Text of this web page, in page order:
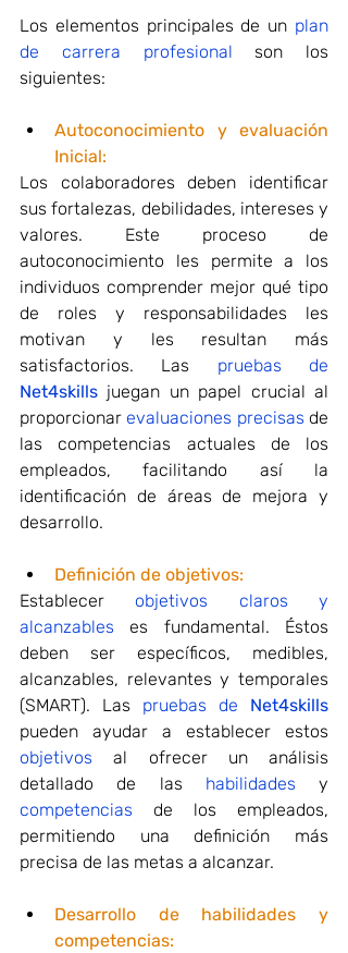
Los elementos principales de un plan
de carrera profesional son los
siguientes:
Autoconocimiento y evaluación
Inicial:
Los colaboradores deben identificar
sus fortalezas, debilidades, intereses y
valores. Este proceso de
autoconocimiento les permite a los
individuos comprender mejor qué tipo
de roles y responsabilidades les
motivan y les resultan más
satisfactorios. Las
Net4skills juegan un papel crucial al
proporcionar evaluaciones precisas de
las competencias actuales de los
empleados, facilitando así la
identificación de áreas de mejora y
desarrollo.
Definición de objetivos:
Establecer objetivos claros y
alcanzables es fundamental. Éstos
deben ser específicos, medibles,
alcanzables, relevantes y temporales
(SMART). Las pruebas de Net4skills
objetivos al ofrecer un análisis
detallado de las habilidades
competencias de los empleados,
permitiendo una definición más
precisa de las metas a alcanzar.
Desarrollo de habilidades y
competencias: